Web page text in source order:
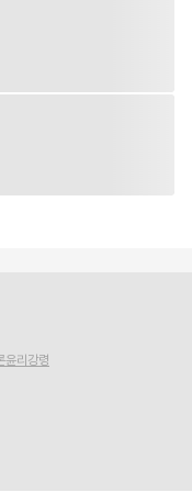
윤리강령